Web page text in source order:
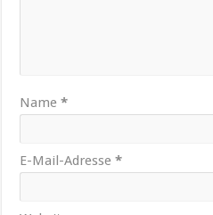
Name*
E-Mail-Adresse*